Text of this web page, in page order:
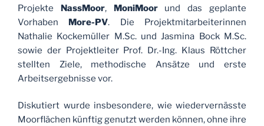
Projekte NassMoor, MoniMoorund das geplante
Vorhaben More-PV. Die Projektmitarbeiterinnen
Nathalie Kockemüller M.Sc. und Jasmina Bock M.Sc.
sowie der Projektleiter Prof. Dr.-Ing. Klaus Röttcher
stellten Ziele, methodische Ansätze und erste
Arbeitsergebnisse vor.
Diskutiert wurde insbesondere, wie wiedervernässte
Moorflächen künftig genutzt werden können, ohne ihre